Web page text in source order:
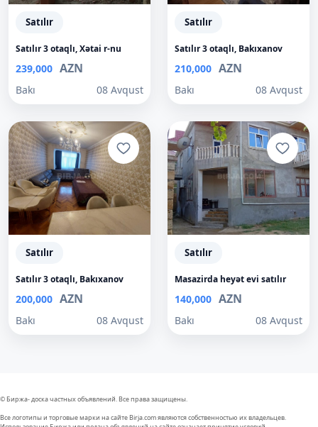
Satılır
Satılır 3 otaqlı, Xətai r-nu
239,000 AZN
Bakı 08 Avqust
Satılır
Satılır 3 otaqlı, Bakıxanov
210,000 AZN
Bakı 08 Avqust
Satılır
Satılır 3 otaqlı, Bakıxanov
200,000 AZN
Bakı 08 Avqust
Satılır
Masazirda heyət evi satılır
140,000 AZN
Bakı 08 Avqust
© Биржа- доска частных объявлений. Все права защищены.
Все логотипы и торговые марки на сайте Birja.com являются собственностью их владельцев.